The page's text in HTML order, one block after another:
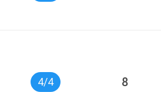
4/4 8